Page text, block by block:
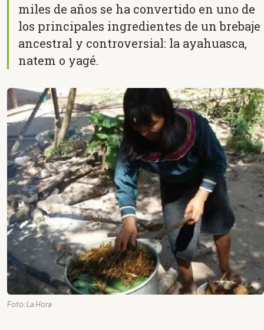
miles de años se ha convertido en uno de
los principales ingredientes de un brebaje
ancestral y controversial: la ayahuasca,
natem o yagé.
Foto: La Hora